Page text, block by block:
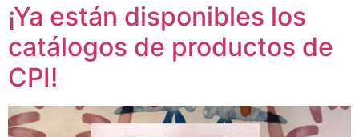
¡Ya están disponibles los
catálogos de productos de
CPI!